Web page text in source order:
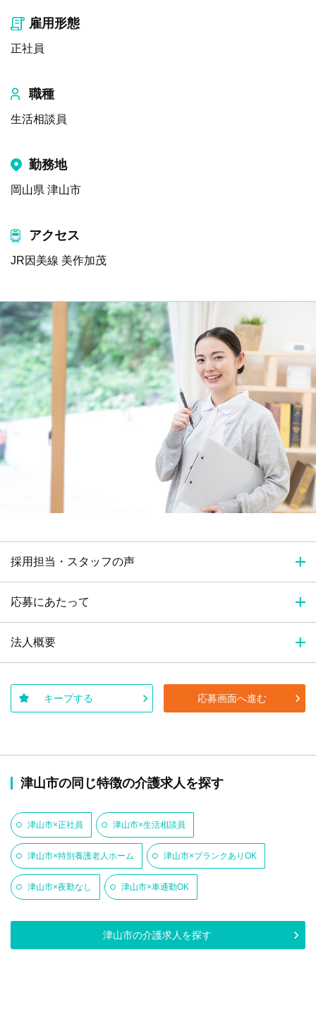
雇用形態
正社員
職種
生活相談員
勤務地
岡山県 津山市
アクセス
JR因美線 美作加茂
採用担当・スタッフの声
応募にあたって
法人概要
キープする 応募画面へ進む
津山市の同じ特徴の介護求人を探す
津山市×正社員 津山市×生活相談員
津山市×特別養護老人ホーム 津山市×ブランクありOK
津山市×夜勤なし 津山市×車通勤OK
津山市の介護求人を探す